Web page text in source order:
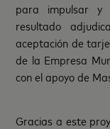
para impulsar y
resultado
aceptación de
de la Empresa
con el apoyo de
Gracias a este